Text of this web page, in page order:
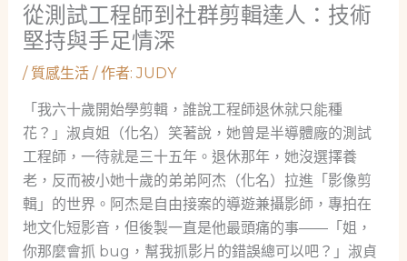
從測試工程師到社群剪輯達人：技術
堅持與手足情深
/ 質感生活/ 作者:JUDY
「我六十歲開始學剪輯，誰說工程師退休就只能種
花？」淑貞姐（化名）笑著說，她曾是半導體廠的測試
工程師，一待就是三十五年。退休那年，她沒選擇養
老，反而被小她十歲的弟弟阿杰（化名）拉進「影像剪
輯」的世界。阿杰是自由接案的導遊兼攝影師，專拍在
地文化短影音，但後製一直是他最頭痛的事——「姐，
你那麼會抓 bug，幫我抓影片的錯誤總可以吧？」淑貞